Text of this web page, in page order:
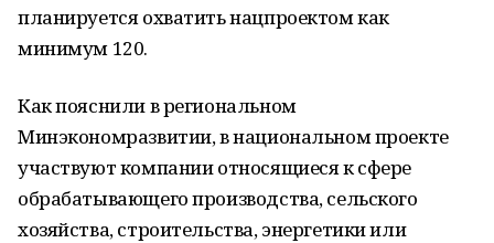
планируется охватить нацпроектом как
минимум 120.
Как пояснили в региональном
Минэкономразвитии, в национальном проекте
участвуют компании относящиеся к сфере
обрабатывающего производства, сельского
хозяйства, строительства, энергетики или